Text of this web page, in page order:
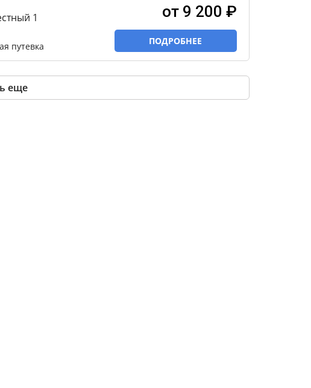
1
путевка
от 9 200 ₽
ПОДРОБНЕЕ
еще